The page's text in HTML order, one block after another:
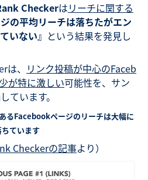
Checkerはリーチに関する
ジの平均リーチは落ちたがエン
いない』 という結果を発見し
、 リンク投稿が中心のFaceb
が特に激しい可能性を、サン
ています。
るFacebookページのリーチは大幅に
ています
Checkerの記事より）